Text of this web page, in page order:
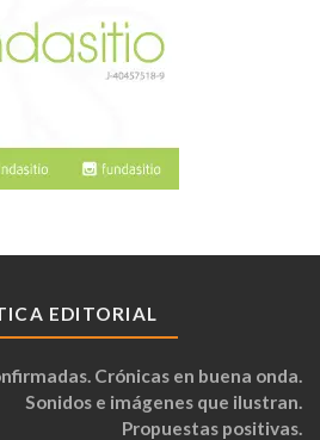
EDITORIAL
Crónicas en buena onda.
Sonidos e imágenes que ilustran.
Propuestas positivas.